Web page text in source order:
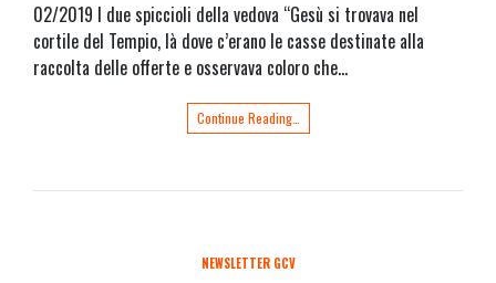
02/2019 I due spiccioli della vedova “Gesù si trovava nel
cortile del Tempio, là dove c’erano le casse destinate alla
raccolta delle offerte e osservava coloro che…
Continue Reading…
NEWSLETTER GCV